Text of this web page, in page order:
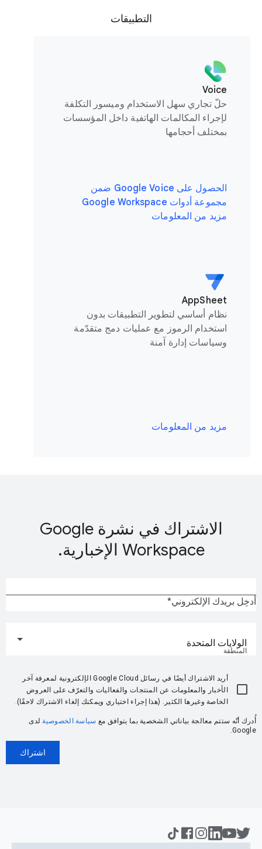
التطبيقات
Voice
حلّ تجاري سهل الاستخدام وميسور التكلفة
لإجراء المكالمات الهاتفية داخل المؤسسات
بمختلف أحجامها
الحصول على Google Voice ضمن
مجموعة أدوات Google Workspace
مزيد من المعلومات
AppSheet
نظام أساسي لتطوير التطبيقات بدون
استخدام الرموز مع عمليات دمج متقدّمة
وسياسات إدارة آمنة
مزيد من المعلومات
الاشتراك في نشرة Google
Workspace الإخبارية.
أدخِل بريدك الإلكتروني
المنطقة
الولايات المتحدة
أريد الاشتراك أيضًا في رسائل Google Cloud الإلكترونية لمعرفة آخر
الأخبار والمعلومات عن المنتجات والفعاليات والتعرّف على العروض
الخاصة وغيرها الكثير. (هذا إجراء اختياري ويمكنك إلغاء الاشتراك لاحقًا).
أُدرك أنّه ستتم معالجة بياناتي الشخصية بما يتوافق مع سياسة الخصوصية لدى
Google.
اشتراك